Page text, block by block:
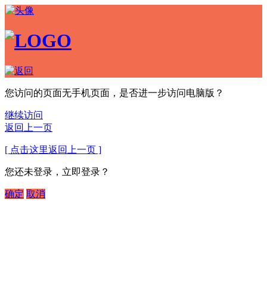
您访问的页面无手机页面，是否进一步访问电脑版？
继续访问
返回上一页
[ 点击这里返回上一页 ]
您还未登录，立即登录？
确定 取消